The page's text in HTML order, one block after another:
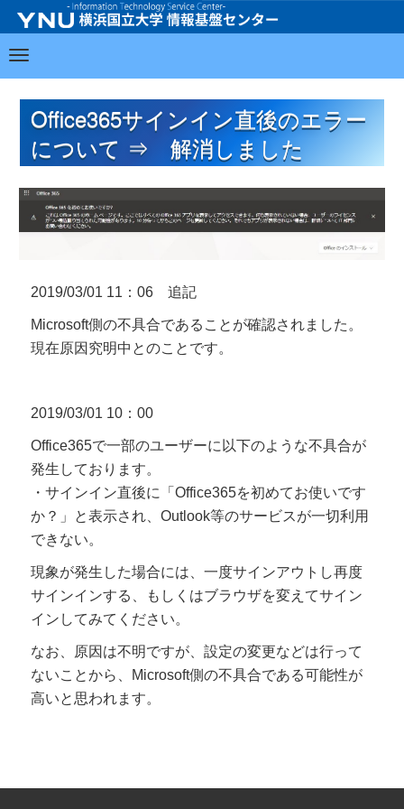
Office365サインイン直後のエラー
について ⇒ 解消しました
2019/03/01 11：06 追記
Microsoft側の不具合であることが確認されました。
現在原因究明中とのことです。
2019/03/01 10：00
Office365で一部のユーザーに以下のような不具合が
発生しております。
・サインイン直後に「Office365を初めてお使いです
か？」と表示され、Outlook等のサービスが一切利用
できない。
現象が発生した場合には、一度サインアウトし再度
サインインする、もしくはブラウザを変えてサイン
インしてみてください。
なお、原因は不明ですが、設定の変更などは行って
ないことから、Microsoft側の不具合である可能性が
高いと思われます。